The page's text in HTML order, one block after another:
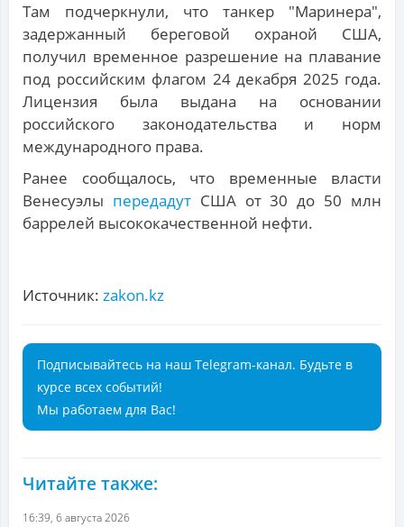
Там подчеркнули, что танкер "Маринера",
задержанный береговой охраной США,
получил временное разрешение на плавание
под российским флагом 24 декабря 2025 года.
Лицензия была выдана на основании
российского законодательства и норм
международного права.
Ранее сообщалось, что временные власти
Венесуэлы передадутСША от 30 до 50 млн
баррелей высококачественной нефти.
Источник: zakon.kz
Подписывайтесь на наш Telegram-канал. Будьте в
курсе всех событий!
Мы работаем для Вас!
Читайте также:
16:39, 6 августа 2026